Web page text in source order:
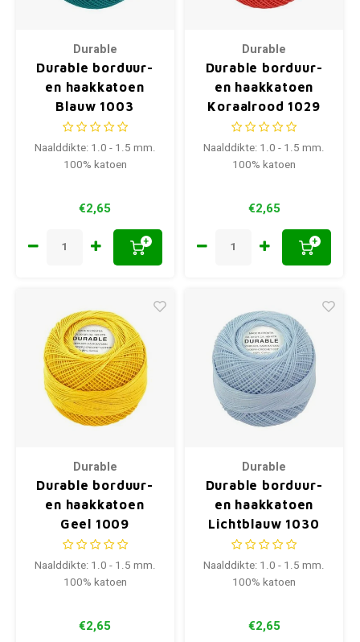
Durable
Durable borduur-
en haakkatoen
Blauw 1003
Naalddikte: 1.0 - 1.5 mm.
100% katoen
€2,65
+
Durable
Durable borduur-
en haakkatoen
Koraalrood 1029
Naalddikte: 1.0 - 1.5 mm.
100% katoen
€2,65
+
Durable
Durable borduur-
en haakkatoen
Geel 1009
Naalddikte: 1.0 - 1.5 mm.
100% katoen
€2,65
Durable
Durable borduur-
en haakkatoen
Lichtblauw 1030
Naalddikte: 1.0 - 1.5 mm.
100% katoen
€2,65